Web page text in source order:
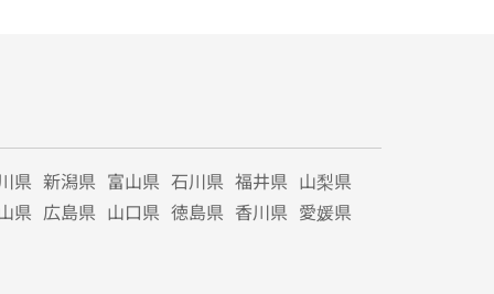
県 新潟県 富山県 石川県 福井県 山梨県
県 広島県 山口県 徳島県 香川県 愛媛県